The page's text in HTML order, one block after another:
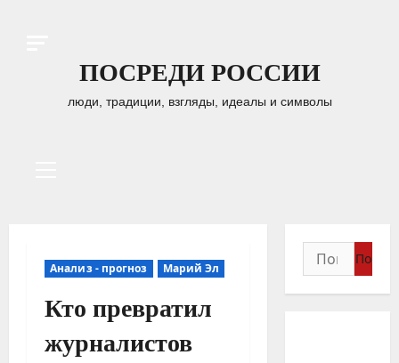
ПОСРЕДИ РОССИИ
люди, традиции, взгляды, идеалы и символы
Анализ - прогноз Марий Эл
Кто превратил
журналистов
Найти: